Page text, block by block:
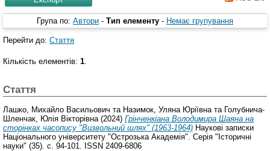
Група по: Автори - Тип елементу - Немає групування
Перейти до: Стаття
Кількість елементів: 1.
Стаття
Лашко, Михайло Васильович та Назимок, Уляна Юріївна та Голубнича-
Шленчак, Юлія Вікторівна (2024) Грінченкіана Володимира Шаяна на
сторінках часопису "Визвольний шлях" (1963-1964) Наукові записки
Національного університету "Острозька Академія". Серія "Історичні
науки" (35). с. 94-101. ISSN 2409-6806